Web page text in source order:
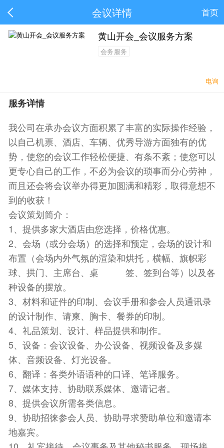
会议详情 首页
黄山开会_会议服务方案
会务服务
电询
服务详情
我公司在承办会议方面积累了丰富的实际操作经验，
以自己机票、酒店、车辆、优秀导游方面独有的优
势，使您的会议工作轻松便捷、有条不紊；使您可以
更专心自己的工作，不必为会议的琐事而分心劳神，
而且还会将会议举办得更加圆满和精彩，取得意想不
到的收获！
会议策划简介：
1、提供多家大酒店由您选择，价格优惠。
2、会场（或分会场）的选择和预定，会场的设计和
布置（会场内外气氛的渲染和烘托，横幅、旗帜彩
球、拱门、主席台、桌 签、签到台等）以及各
种设备的摆放。
3、材料和证件的印制、会议手册和参会人员通讯录
的设计制作、请柬、胸卡、餐券的印制。
4、礼品策划、设计、样品提供和制作。
5、设备：会议设备、办公设备、视频设备及多媒
体、音频设备、灯光设备。
6、翻译：各类外语语种的口译、笔译服务。
7、媒体支持、协助联系媒体、邀请记者。
8、提供会议所需各类信息。
9、协助招徕参会人员、协助寻求赞助单位和邀请本
地嘉宾。